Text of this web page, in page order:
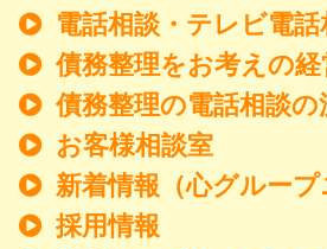
電話相談・テレビ電
債務整理をお考えの
債務整理の電話相談の
お客様相談室
新着情報 （心グループ
採用情報